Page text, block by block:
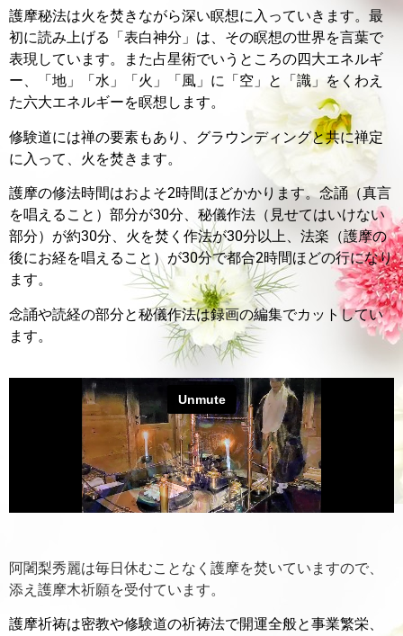
護摩秘法は火を焚きながら深い瞑想に入っていきます。最
初に読み上げる「表白神分」は、その瞑想の世界を言葉で
表現しています。また占星術でいうところの四大エネルギ
ー、「地」「水」「火」「風」に「空」と「識」をくわえ
た六大エネルギーを瞑想します。
修験道には禅の要素もあり、グラウンディングと共に禅定
に入って、火を焚きます。
護摩の修法時間はおよそ2時間ほどかかります。 念誦（真言
を唱えること）部分が30分、秘儀作法（見せてはいけない
部分）が約30分、火を焚く作法が30分以上、法楽（護摩の
後にお経を唱えること）が30分で都合2時間ほどの行になり
ます。
念誦や読経の部分と秘儀作法は録画の編集でカットしてい
ます。
阿闍梨秀麗は毎日休むことなく護摩を焚いていますので、
添え護摩木祈願を受付ています。
護摩祈祷は密教や修験道の祈祷法で開運全般と事業繁栄、